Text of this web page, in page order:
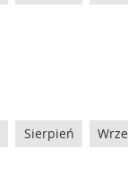
Sierpień